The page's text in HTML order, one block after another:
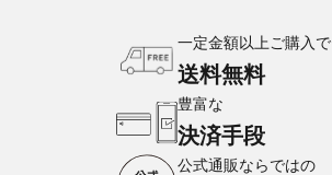
一定金額以上ご購入で
送料無料
豊富な
決済手段
公式通販ならではの